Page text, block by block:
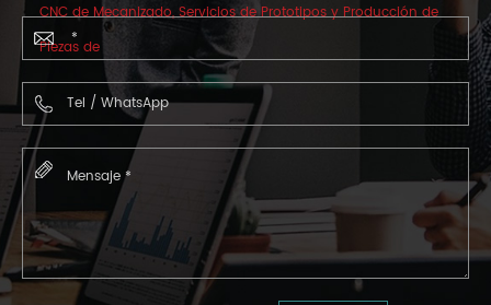
CNC de Mecanizado, Servicios de Prototipos y Producción de
Piezas de